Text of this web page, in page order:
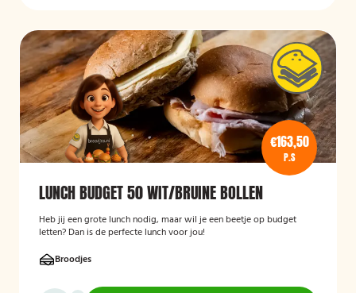
€163,50
P.S
LUNCH BUDGET 50 WIT/BRUINE BOLLEN
Heb jij een grote lunch nodig, maar wil je een beetje op budget
letten? Dan is de perfecte lunch voor jou!
Broodjes